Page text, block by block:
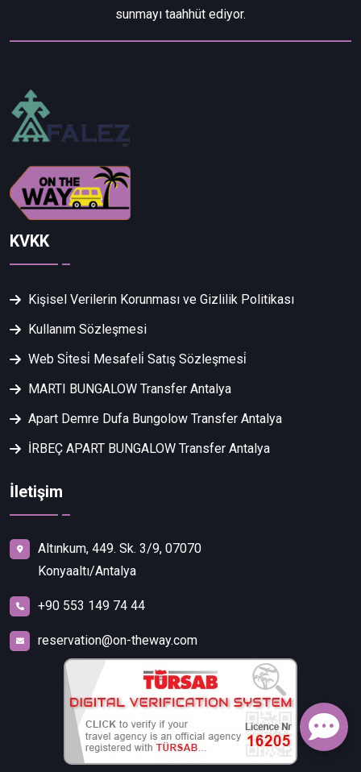
sunmayı taahhüt ediyor.
KVKK
Kişisel Verilerin Korunması ve Gizlilik Politikası
Kullanım Sözleşmesi
Web Si̇tesi̇ Mesafeli̇ Satış Sözleşmesi̇
MARTI BUNGALOW Transfer Antalya
Apart Demre Dufa Bungolow Transfer Antalya
İRBEÇ APART BUNGALOW Transfer Antalya
İletişim
Altınkum, 449. Sk. 3/9, 07070
Konyaaltı/Antalya
+90 553 149 74 44
reservation@on-theway.com